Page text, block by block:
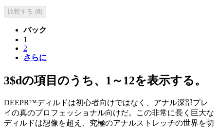
比較する (0)
バック
1
2
さらに
3$dの項目のうち、1～12を表示する。
DEEPR™ディルドは初心者向けではなく、アナル深部プレ
イの真のプロフェッショナル向けだ。この非常に長く巨大な
ディルドは想像を超え、究極のアナルストレッチの世界を切